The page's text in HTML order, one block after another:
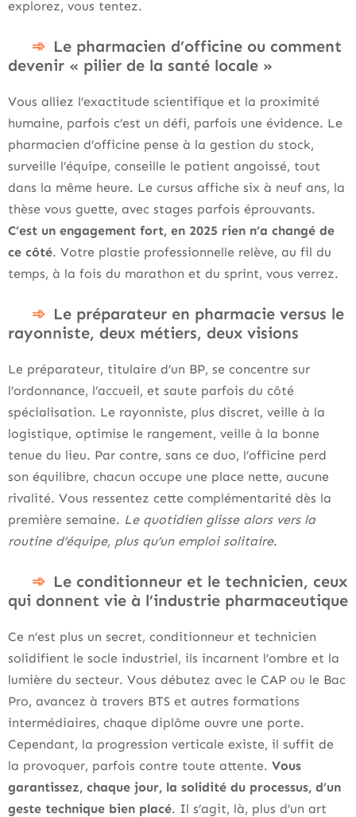
explorez, vous tentez.
Le pharmacien d’officine ou comment
devenir « pilier de la santé locale »
Vous alliez l’exactitude scientifique et la proximité
humaine, parfois c’est un défi, parfois une évidence. Le
pharmacien d’officine pense à la gestion du stock,
surveille l’équipe, conseille le patient angoissé, tout
dans la même heure. Le cursus affiche six à neuf ans, la
thèse vous guette, avec stages parfois éprouvants.
C’est un engagement fort, en 2025 rien n’a changé de
ce côté. Votre plastie professionnelle relève, au fil du
temps, à la fois du marathon et du sprint, vous verrez.
Le préparateur en pharmacie versus le
rayonniste, deux métiers, deux visions
Le préparateur, titulaire d’un BP, se concentre sur
l’ordonnance, l’accueil, et saute parfois du côté
spécialisation. Le rayonniste, plus discret, veille à la
logistique, optimise le rangement, veille à la bonne
tenue du lieu. Par contre, sans ce duo, l’officine perd
son équilibre, chacun occupe une place nette, aucune
rivalité. Vous ressentez cette complémentarité dès la
première semaine. Le quotidien glisse alors vers la
routine d’équipe, plus qu’un emploi solitaire.
Le conditionneur et le technicien, ceux
qui donnent vie à l’industrie pharmaceutique
Ce n’est plus un secret, conditionneur et technicien
solidifient le socle industriel, ils incarnent l’ombre et la
lumière du secteur. Vous débutez avec le CAP ou le Bac
Pro, avancez à travers BTS et autres formations
intermédiaires, chaque diplôme ouvre une porte.
Cependant, la progression verticale existe, il suffit de
la provoquer, parfois contre toute attente. Vous
garantissez, chaque jour, la solidité du processus, d’un
geste technique bien placé. Il s’agit, là, plus d’un art